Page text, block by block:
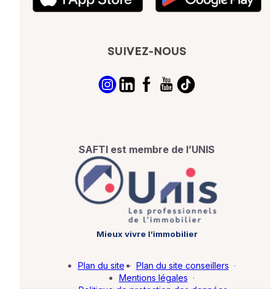
SUIVEZ-NOUS
SAFTI est membre de l’UNIS
Mieux vivre l’immobilier
Plan du site · Plan du site conseillers ·
Mentions légales ·